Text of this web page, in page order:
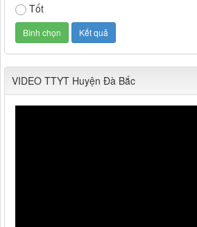
Tốt
VIDEO TTYT Huyện Đà Bắc